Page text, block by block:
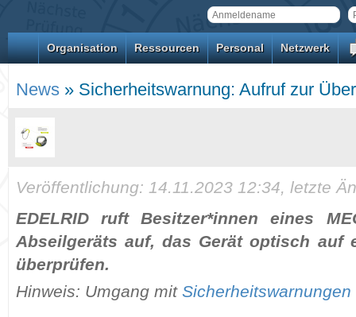
Organisation Ressourcen Personal Netzwerk
News » Sicherheitswarnung: Aufruf zur
Veröffentlichung: 14.11.2023 12:34, letzte
EDELRID ruft Besitzer*innen eines
Abseilgeräts auf, das Gerät optisch auf
überprüfen.
Hinweis: Umgang mit